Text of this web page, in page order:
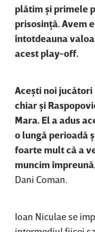
plătim şi primele
prisosinţă. Avem
întotdeauna
acest play-off.
Aceşti noi
chiar şi
Mara. El a adus
o lungă perioadă
foarte mult că a
muncim
Dani Coman.
Ioan Niculae se